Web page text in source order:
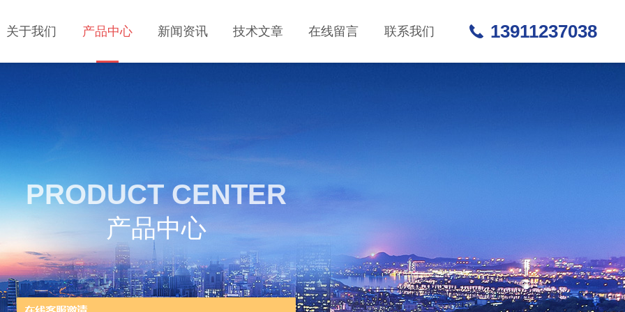
关于我们 产品中心 新闻资讯 技术文章 在线留言 联系我们 13911237038
PRODUCT CENTER
产品中心